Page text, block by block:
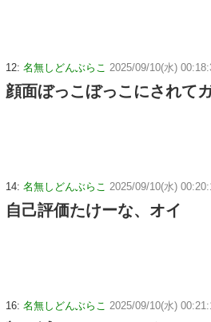
12: 名無しどんぶらこ 2025/09/10(水)
顔面ぼっこぼっこにされて
14: 名無しどんぶらこ 2025/09/10(水)
自己評価たけーな、オイ
16: 名無しどんぶらこ 2025/09/10(水)